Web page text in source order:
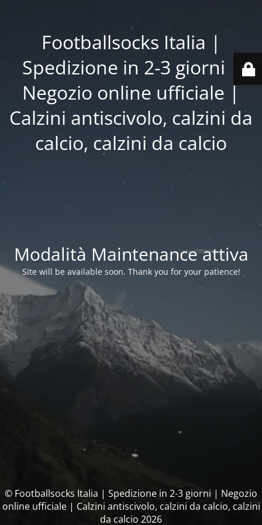
Footballsocks Italia |
Spedizione in 2-3 giorni |
Negozio online ufficiale |
Calzini antiscivolo, calzini da
calcio, calzini da calcio
Modalità Maintenance attiva
Site will be available soon. Thank you for your patience!
© Footballsocks Italia | Spedizione in 2-3 giorni | Negozio
online ufficiale | Calzini antiscivolo, calzini da calcio, calzini
da calcio 2026